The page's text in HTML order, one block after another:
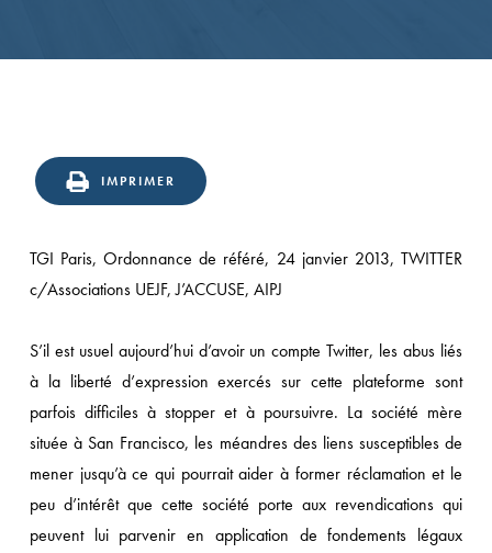
IMPRIMER
TGI Paris, Ordonnance de référé, 24 janvier 2013, TWITTER
c/Associations UEJF, J’ACCUSE, AIPJ
S’il est usuel aujourd’hui d’avoir un compte Twitter, les abus liés
à la liberté d’expression exercés sur cette plateforme sont
parfois difficiles à stopper et à poursuivre. La société mère
située à San Francisco, les méandres des liens susceptibles de
mener jusqu’à ce qui pourrait aider à former réclamation et le
peu d’intérêt que cette société porte aux revendications qui
peuvent lui parvenir en application de fondements légaux